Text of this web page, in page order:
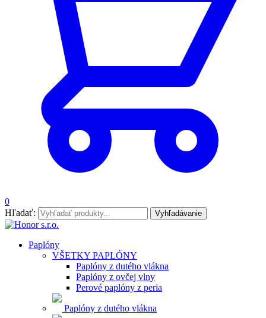
0
Hľadať:
Vyhľadávanie
Paplóny
VŠETKY PAPLÓNY
Paplóny z dutého vlákna
Paplóny z ovčej vlny
Perové paplóny z peria
Paplóny z dutého vlákna